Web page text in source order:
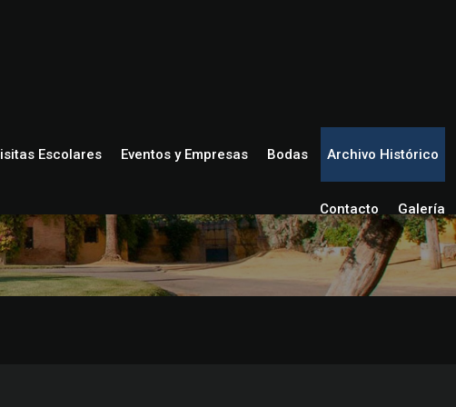
Escolares Eventos y Empresas Bodas Archivo Histórico
Contacto Galería